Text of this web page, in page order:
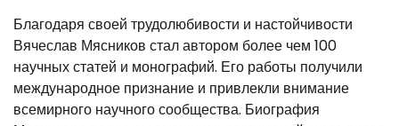
Благодаря своей трудолюбивости и настойчивости
Вячеслав Мясников стал автором более чем 100
научных статей и монографий. Его работы получили
международное признание и привлекли внимание
всемирного научного сообщества. Биография